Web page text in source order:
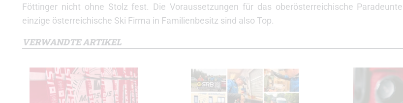
Föttinger nicht ohne Stolz fest. Die Voraussetzungen für das oberösterreichische
einzige österreichische Ski Firma in Familienbesitz sind also Top.
VERWANDTE ARTIKEL